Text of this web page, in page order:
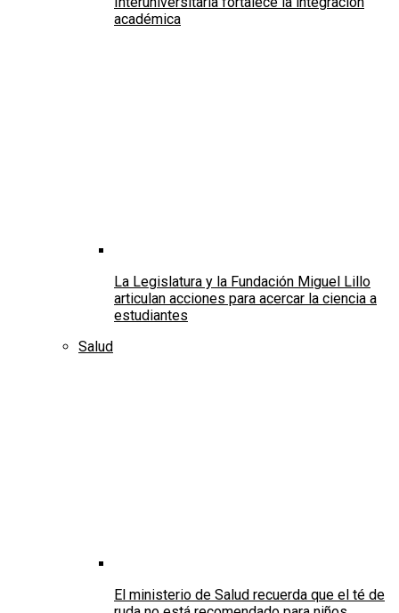
académica
La Legislatura y la Fundación Miguel Lillo
articulan acciones para acercar la ciencia a
estudiantes
Salud
El ministerio de Salud recuerda que el té de